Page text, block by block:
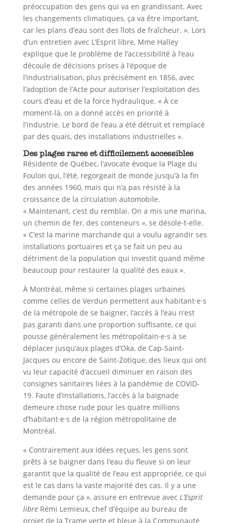
préoccupation des gens qui va en grandissant. Avec
les changements climatiques, ça va être important,
car les plans d’eau sont des îlots de fraîcheur. ». Lors
d’un entretien avec L’Esprit libre, Mme Halley
explique que le problème de l’accessibilité à l’eau
découle de décisions prises à l’époque de
l’industrialisation, plus précisément en 1856, avec
l’adoption de l’Acte pour autoriser l’exploitation des
cours d’eau et de la force hydraulique. « À ce
moment-là, on a donné accès en priorité à
l'industrie. Le bord de l’eau a été détruit et remplacé
par des quais, des installations industrielles ».
Des plages rares et difficilement accessibles
Résidente de Québec, l’avocate évoque la Plage du
Foulon qui, l’été, regorgeait de monde jusqu’à la fin
des années 1960, mais qui n’a pas résisté à la
croissance de la circulation automobile.
« Maintenant, c’est du remblai. On a mis une marina,
un chemin de fer, des conteneurs », se désole-t-elle.
« C’est la marine marchande qui a voulu agrandir ses
installations portuaires et ça se fait un peu au
détriment de la population qui investit quand même
beaucoup pour restaurer la qualité des eaux ».
À Montréal, même si certaines plages urbaines
comme celles de Verdun permettent aux habitant·e·s
de la métropole de se baigner, l’accès à l’eau n’est
pas garanti dans une proportion suffisante, ce qui
pousse généralement les métropolitain·e·s à se
déplacer jusqu’aux plages d’Oka, de Cap-Saint-
Jacques ou encore de Saint-Zotique, des lieux qui ont
vu leur capacité d’accueil diminuer en raison des
consignes sanitaires liées à la pandémie de COVID-
19. Faute d’installations, l’accès à la baignade
demeure chose rude pour les quatre millions
d’habitant·e·s de la région métropolitaine de
Montréal.
« Contrairement aux idées reçues, les gens sont
prêts à se baigner dans l’eau du fleuve si on leur
garantit que la qualité de l’eau est appropriée, ce qui
est le cas dans la vaste majorité des cas. Il y a une
demande pour ça », assure en entrevue avec L’Esprit
libreRémi Lemieux, chef d’équipe au bureau de
projet de la Trame verte et bleue à la Communauté